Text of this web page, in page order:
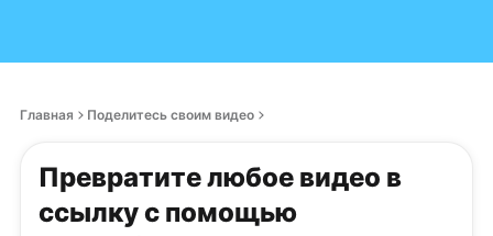
Главная Поделитесь своим видео
Превратите любое видео в
ссылку с помощью